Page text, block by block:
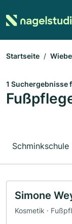
Startseite
1 Suchergebnisse
Schminkschule
Simone
Kosmetik ·